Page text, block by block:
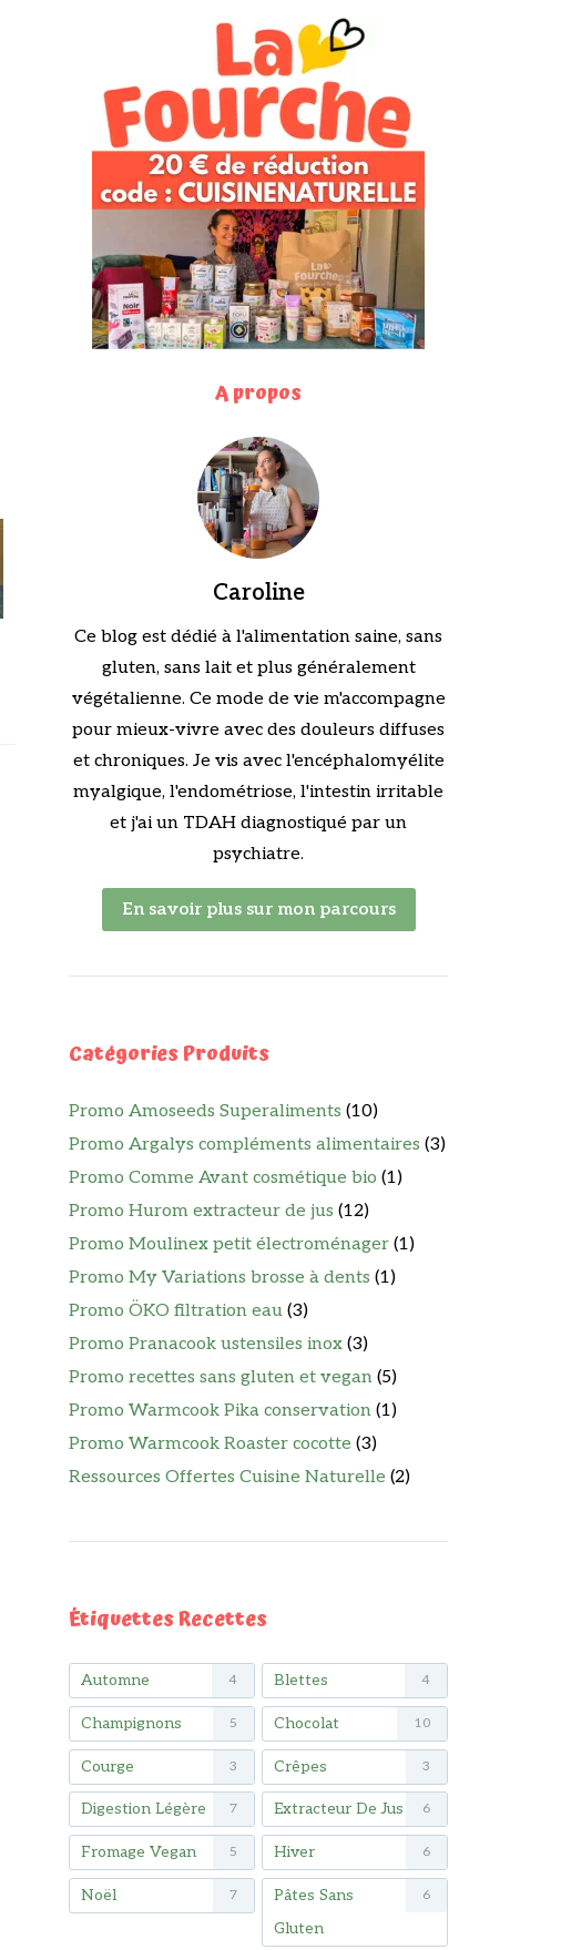
A propos
Caroline
Ce blog est dédié à l'alimentation saine, sans
gluten, sans lait et plus généralement
végétalienne. Ce mode de vie m'accompagne
pour mieux-vivre avec des douleurs diffuses
et chroniques. Je vis avec l'encéphalomyélite
myalgique, l'endométriose, l'intestin irritable
et j'ai un TDAH diagnostiqué par un
psychiatre.
En savoir plus sur mon parcours
Catégories Produits
Promo Amoseeds Superaliments (10)
Promo Argalys compléments alimentaires (3)
Promo Comme Avant cosmétique bio (1)
Promo Hurom extracteur de jus (12)
Promo Moulinex petit électroménager (1)
Promo My Variations brosse à dents (1)
Promo ÖKO filtration eau (3)
Promo Pranacook ustensiles inox (3)
Promo recettes sans gluten et vegan (5)
Promo Warmcook Pika conservation (1)
Promo Warmcook Roaster cocotte (3)
Ressources Offertes Cuisine Naturelle (2)
Étiquettes Recettes
Automne 4 Blettes 4
Champignons 5 Chocolat 10
Courge 3 Crêpes 3
Digestion Légère 7 Extracteur De Jus 6
Fromage Vegan 5 Hiver 6
Noël 7
Pâtes Sans
Gluten
6